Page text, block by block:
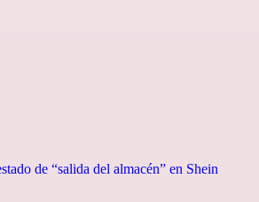
de “salida del almacén” en Shein